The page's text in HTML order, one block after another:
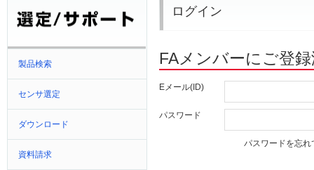
製品検索
センサ選定
ダウンロード
資料請求
ログイン
FAメンバーにご登
Eメール(ID)
パスワード
パスワードを忘れ